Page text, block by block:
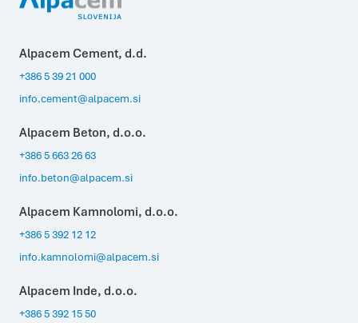
Alpacem Cement, d.d.
+386 5 39 21 000
info.cement@alpacem.si
Alpacem Beton, d.o.o.
+386 5 663 26 63
info.beton@alpacem.si
Alpacem Kamnolomi, d.o.o.
+386 5 392 12 12
info.kamnolomi@alpacem.si
Alpacem Inde, d.o.o.
+386 5 392 15 50